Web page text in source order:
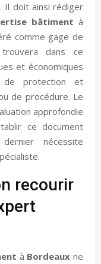
Il doit ainsi rédiger
bâtiment à
comme gage de
dans ce
et économiques
de protection et
de procédure. Le
approfondie
ce document
nécessite
recourir
à Bordeaux ne